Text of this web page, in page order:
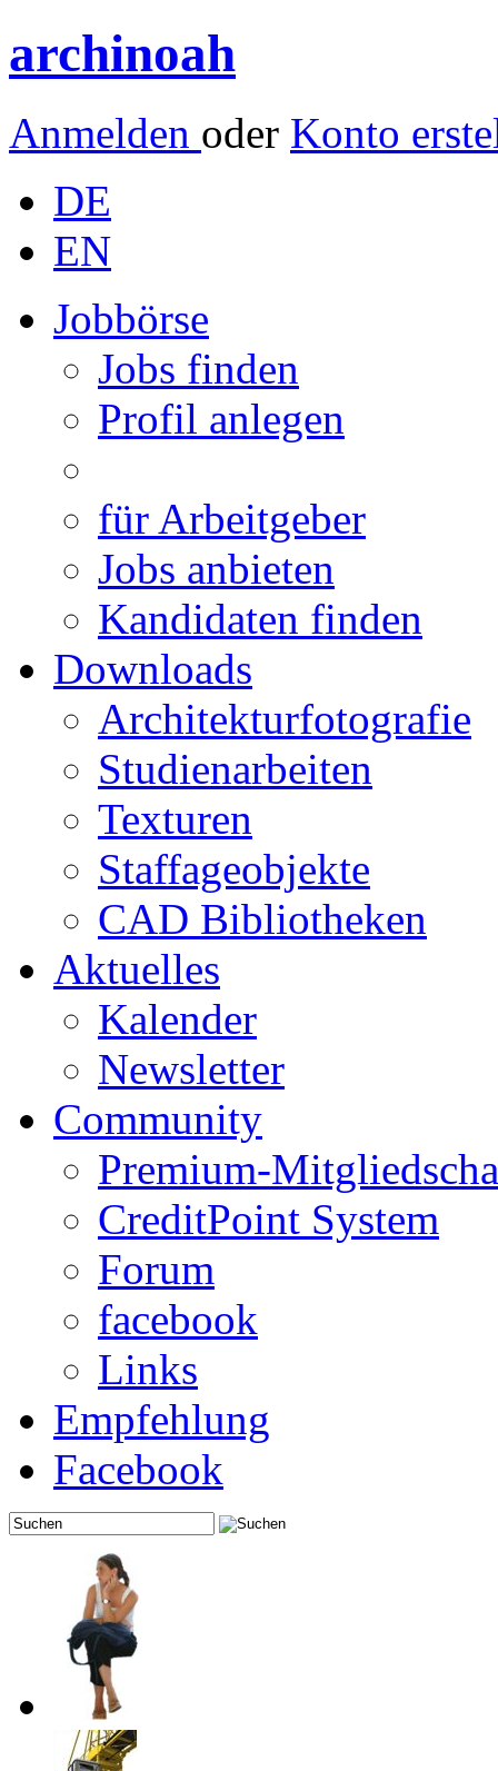
archinoah
Anmelden oder Konto
DE
EN
Jobbörse
Jobs finden
Profil anlegen
für Arbeitgeber
Jobs anbieten
Kandidaten finden
Downloads
Architekturfotografie
Studienarbeiten
Texturen
Staffageobjekte
CAD Bibliotheken
Aktuelles
Kalender
Newsletter
Community
Premium-
CreditPoint System
Forum
facebook
Links
Empfehlung
Facebook